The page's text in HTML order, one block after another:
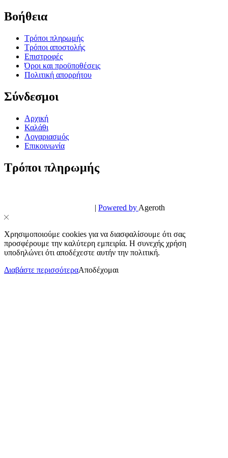
Βοήθεια
Τρόποι πληρωμής
Τρόποι αποστολής
Επιστροφές
Όροι και προϋποθέσεις
Πολιτική απορρήτου
Σύνδεσμοι
Αρχική
Καλάθι
Λογαριασμός
Επικοινωνία
Τρόποι πληρωμής
| Powered by Ageroth
Χρησιμοποιούμε cookies για να διασφαλίσουμε ότι σας
προσφέρουμε την καλύτερη εμπειρία. Η συνεχής χρήση
υποδηλώνει ότι αποδέχεστε αυτήν την πολιτική.
Διαβάστε περισσότεραΑποδέχομαι